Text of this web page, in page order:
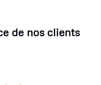
de nos clients